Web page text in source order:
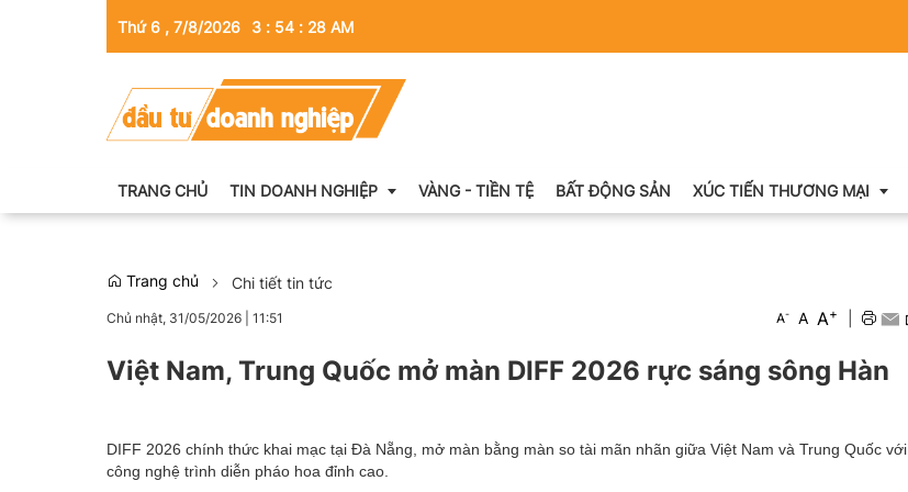
Thứ 6 , 7/8/2026 3 : 54 : 30 AM
TRANG CHỦ TIN DOANH NGHIỆP
Thông tin doanh nghiệp
Kinh tế tài chính
VÀNG - TIỀN TỆ BẤT ĐỘNG SẢN XÚC TIẾN THƯƠNG MẠI
Hội chợ triển lãm
Trang chủ Chi tiết tin tức
Chủ nhật, 31/05/2026 11:51 A- A A+
Việt Nam, Trung Quốc mở màn DIFF 2026 rực sáng sông Hàn
DIFF 2026 chính thức khai mạc tại Đà Nẵng, mở màn bằng màn so tài mãn nhãn giữa Việt Nam và Trung Quốc với
công nghệ trình diễn pháo hoa đỉnh cao.